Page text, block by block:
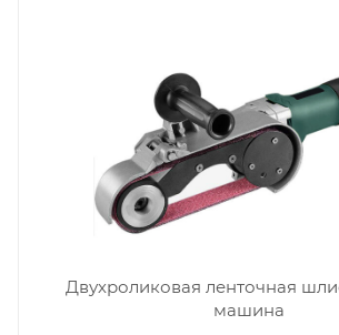
Двухроликовая ленточная
машина